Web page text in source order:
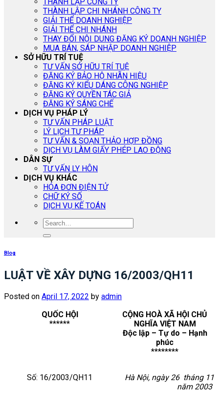
THÀNH LẬP CHI NHÁNH CÔNG TY
GIẢI THỂ DOANH NGHIỆP
GIẢI THỂ CHI NHÁNH
THAY ĐỔI NỘI DUNG ĐĂNG KÝ DOANH NGHIỆP
MUA BÁN, SÁP NHẬP DOANH NGHIỆP
SỞ HỮU TRÍ TUỆ
TƯ VẤN SỞ HỮU TRÍ TUỆ
ĐĂNG KÝ BẢO HỘ NHÃN HIỆU
ĐĂNG KÝ KIỂU DÁNG CÔNG NGHIỆP
ĐĂNG KÝ QUYỀN TÁC GIẢ
ĐĂNG KÝ SÁNG CHẾ
DỊCH VỤ PHÁP LÝ
TƯ VẤN PHÁP LUẬT
LÝ LỊCH TƯ PHÁP
TƯ VẤN & SOẠN THẢO HỢP ĐỒNG
DỊCH VỤ LÀM GIẤY PHÉP LAO ĐỘNG
DÂN SỰ
TƯ VẤN LY HÔN
DỊCH VỤ KHÁC
HÓA ĐƠN ĐIỆN TỬ
CHỮ KÝ SỐ
DỊCH VỤ KẾ TOÁN
Blog
LUẬT VỀ XÂY DỰNG 16/2003/QH11
Posted on April 17, 2022 by admin
QUỐC HỘI
******
CỘNG HOÀ XÃ HỘI CHỦ
NGHĨA VIỆT NAM
Độc lập – Tự do – Hạnh
phúc
********
Số: 16/2003/QH11
Hà Nội, ngày 26 tháng 11
năm 2003